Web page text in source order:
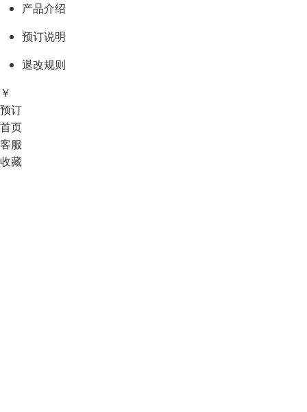
产品介绍
预订说明
退改规则
￥
预订
首页
客服
收藏